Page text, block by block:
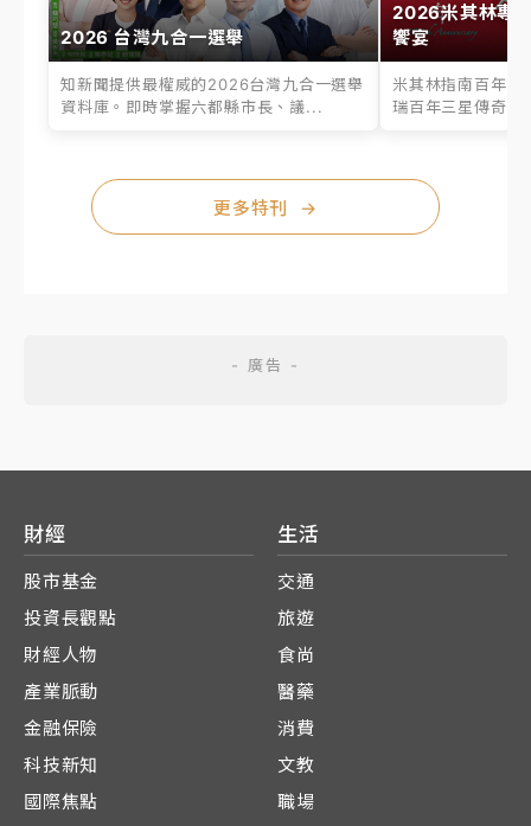
2026 台灣九合一選舉
知新聞提供最權威的2026台灣九合一選舉
資料庫。即時掌握六都縣市長、議...
2026米其林專
饗宴
米其林指南百年之
瑞百年三星傳奇、
更多特刊 →
財經
股市基金
投資長觀點
財經人物
產業脈動
金融保險
科技新知
國際焦點
生活
交通
旅遊
食尚
醫藥
消費
文教
職場